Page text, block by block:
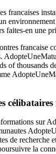
en une
of
sur
de
la